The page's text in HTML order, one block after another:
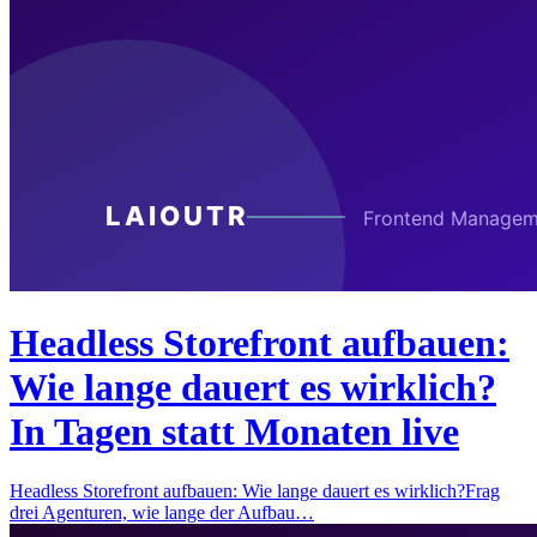
Headless Storefront aufbauen:
Wie lange dauert es wirklich?
In Tagen statt Monaten live
Headless Storefront aufbauen: Wie lange dauert es wirklich?Frag
drei Agenturen, wie lange der Aufbau…